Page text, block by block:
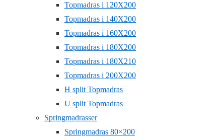
Topmadras i 120X200
Topmadras i 140X200
Topmadras i 160X200
Topmadras i 180X200
Topmadras i 180X210
Topmadras i 200X200
H split Topmadras
U split Topmadras
Springmadrasser
Springmadras 80×200